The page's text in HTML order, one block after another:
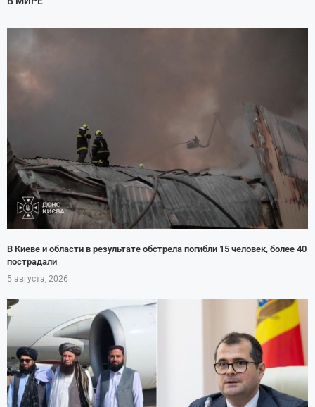
В Киеве и области в результате обстрела погибли 15 человек, более 40
пострадали
5 августа, 2026